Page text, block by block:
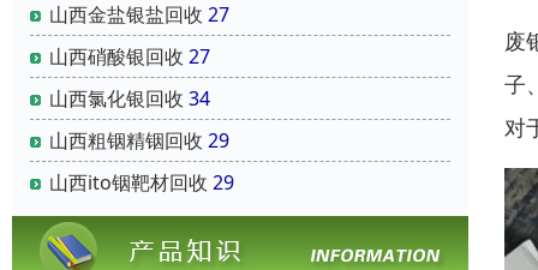
山西金盐银盐回收 27
山西硝酸银回收 27
山西氯化银回收 34
山西粗铟精铟回收 29
山西ito铟靶材回收 29
废
子
对